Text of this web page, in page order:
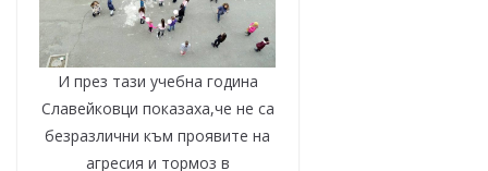
И през тази учебна година
Славейковци показаха,че не са
безразлични към проявите на
агресия и тормоз в